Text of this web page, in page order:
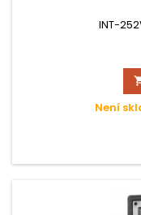
INT-
Není